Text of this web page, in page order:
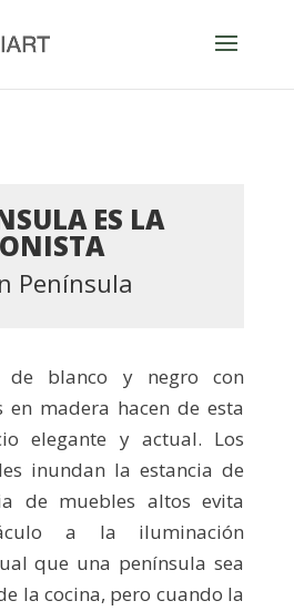
ES LA
Península
de blanco y negro con
en madera hacen de esta
elegante y actual. Los
inundan la estancia de
de muebles altos evita
a la iluminación
que una península sea
la cocina, pero cuando la